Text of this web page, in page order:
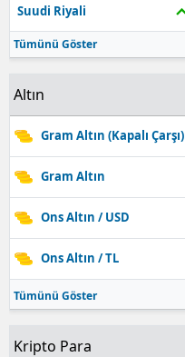
Suudi Riyali
Tümünü Göster
Altın
Gram Altın (Kapalı Çarşı)
Gram Altın
Ons Altın / USD
Ons Altın / TL
Tümünü Göster
Kripto Para